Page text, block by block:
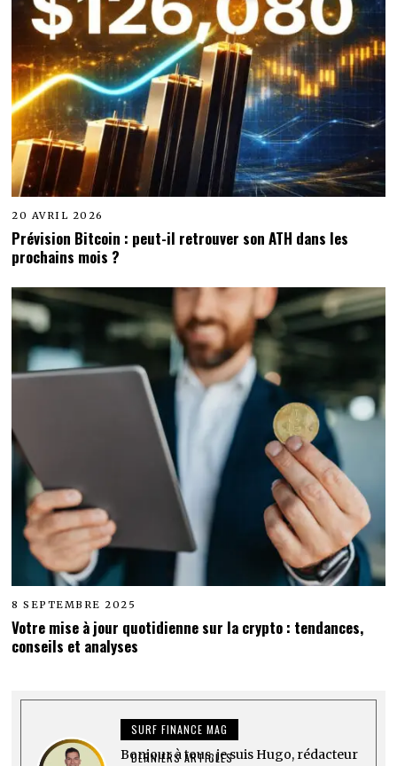
20 AVRIL 2026
Prévision Bitcoin : peut-il retrouver son ATH dans les
prochains mois ?
8 SEPTEMBRE 2025
Votre mise à jour quotidienne sur la crypto : tendances,
conseils et analyses
SURF FINANCE MAG
DERNIERS ARTICLES
Bonjour à tous, je suis Hugo, rédacteur